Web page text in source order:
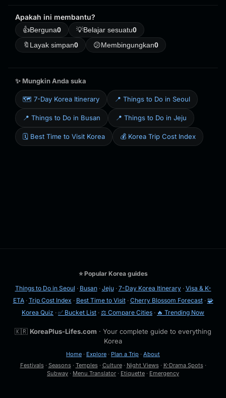
Apakah ini membantu?
👍Berguna0 💡Belajar sesuatu0
🔖 Layak simpan0 😕Membingungkan0
✨ Mungkin Anda suka
🗺️ 7-Day Korea Itinerary 📍 Things to Do in Seoul
📍 Things to Do in Busan 📍 Things to Do in Jeju
🗓️ Best Time to Visit Korea 💰 Korea Trip Cost Index
⭐ Popular Korea guides
Things to Do in Seoul · Busan· Jeju· 7-Day Korea Itinerary· Visa & K-
ETA· Trip Cost Index · Best Time to Visit· Cherry Blossom Forecast· 🧩
Korea Quiz · ✅ Bucket List · ⚖️ Compare Cities · 🔥 Trending Now
🇰🇷 KoreaPlus-Lifes.com · Your complete guide to everything
Korea
Home · Explore · Plan a Trip · About
Festivals· Seasons· Temples· Culture· Night Views· K-Drama Spots·
Subway · Menu Translator · Etiquette · Emergency